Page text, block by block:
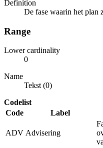
Definition
De fase waarin het plan
Range
Lower cardinality
0
Name
Tekst (0)
Codelist
Code
Label
ADV Advisering